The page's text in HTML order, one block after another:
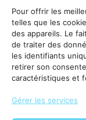
Pour offrir les
telles que les
des appareils. Le
de traiter des
les identifiants
retirer son
caractéristiques et
Gérer les services